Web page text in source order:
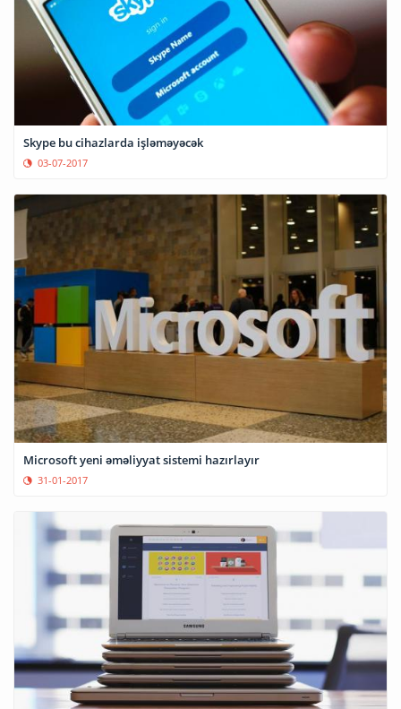
Skype bu cihazlarda işləməyəcək
03-07-2017
Microsoft yeni əməliyyat sistemi hazırlayır
31-01-2017